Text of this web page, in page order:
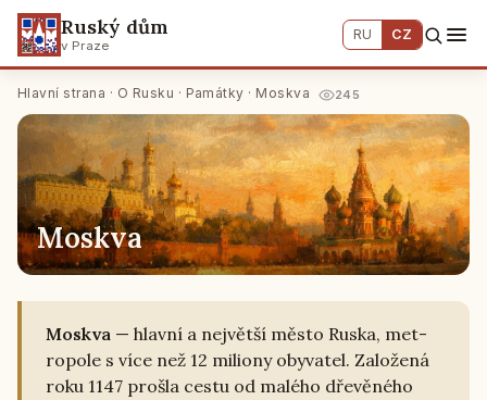
Ruský dům
v Praze
RU CZ
Hlavní strana · O Rusku · Památky · Moskva 245
Moskva
Moskva — hlavní a nej­vět­ší město Ruska, me­t­
ro­po­le s více než 12 mi­li­o­ny oby­va­tel. Za­lo­že­ná
roku 1147 prošla cestu od malého dře­vě­né­ho